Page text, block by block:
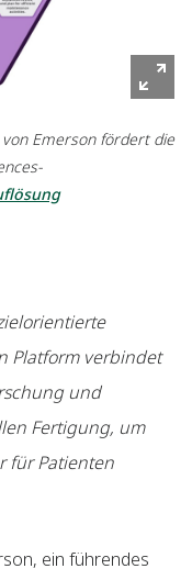
Emerson fördert die
Platform verbindet
und
Fertigung, um
für Patienten
ein führendes